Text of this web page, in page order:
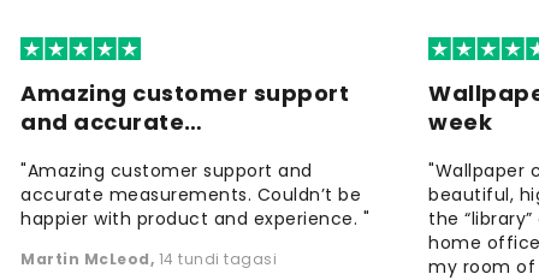
Amazing customer support
and accurate…
"Amazing customer support and
accurate measurements. Couldn’t be
happier with product and experience. "
Martin McLeod, 14 tundi tagasi
week
"Wallpaper
beautiful,
the
home
my room of